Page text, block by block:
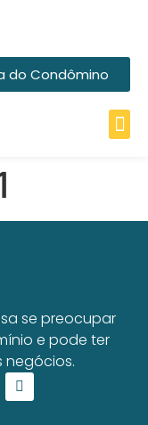
do Condômino
se preocupar
e pode ter
negócios.